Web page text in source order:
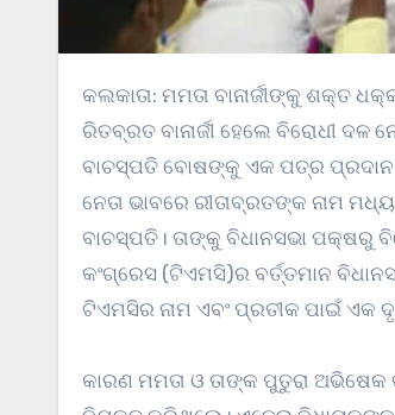
କଲକାତା: ମମତା ବାନାର୍ଜୀଙ୍କୁ ଶକ୍ତ ଧକ୍କା। ଟିଏମସିରେ ବଡ଼ ଫାଟ। ଦଳରେ ମମତାଙ୍କ ବିରୁଦ୍ଧରେ ଅସନ୍ତୋଷ। ଟିଏମସିର ବିଦ୍ରୋହୀ ନେତା
ରିତବ୍ରତ ବାନାର୍ଜୀ ହେଲେ ବିରୋଧୀ ଦଳ
ବାଚସ୍ପତି ବୋଷଙ୍କୁ ଏକ ପତ୍ର ପ୍ରଦାନ
ନେତା ଭାବରେ ରୀତାବ୍ରତଙ୍କ ନାମ
ବାଚସ୍ପତି। ତାଙ୍କୁ ବିଧାନସଭା ପକ୍ଷରୁ
କଂଗ୍ରେସ (ଟିଏମସି)ର ବର୍ତ୍ତମାନ
ଟିଏମସିର ନାମ ଏବଂ ପ୍ରତୀକ ପାଇଁ ଏକ
କାରଣ ମମତା ଓ ତାଙ୍କ ପୁତୁରା ଅଭିଷେକ ବାନାର୍ଜୀ ମିଳିତ ଭାବେ ବରିଷ୍ଠ ନେତା ଶୋଭନଦେବ ଚଟ୍ଟୋପାଧ୍ୟୟ ବିରୋଧୀ ଦଳ ନେତା ଭାବେ